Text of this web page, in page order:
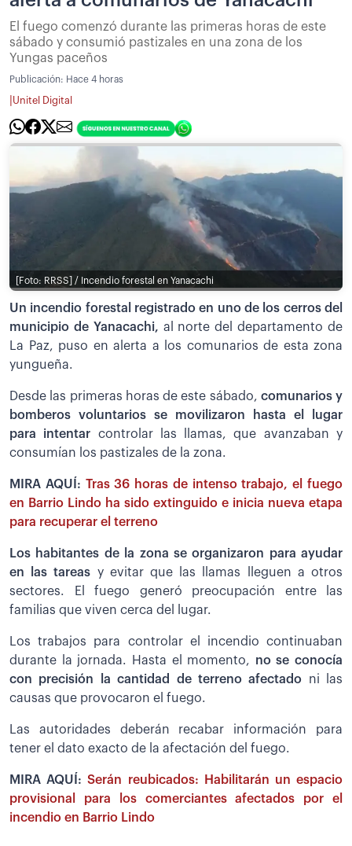
El fuego comenzó durante las primeras horas de este
sábado y consumió pastizales en una zona de los
Yungas paceños
Publicación: Hace 4 horas
Unitel Digital
[Foto: RRSS] / Incendio forestal en Yanacachi
Un incendio forestal registrado en uno de los cerros del
municipio de Yanacachi, al norte del departamento de
La Paz, puso en alerta a los comunarios de esta zona
yungueña.
Desde las primeras horas de este sábado, comunarios y
bomberos voluntarios se movilizaron hasta el lugar
para intentar controlar las llamas, que avanzaban y
consumían los pastizales de la zona.
MIRA AQUÍ: Tras 36 horas de intenso trabajo, el fuego
en Barrio Lindo ha sido extinguido e inicia nueva etapa
para recuperar el terreno
Los habitantes de la zona se organizaron para ayudar
en las tareas y evitar que las llamas lleguen a otros
sectores. El fuego generó preocupación entre las
familias que viven cerca del lugar.
Los trabajos para controlar el incendio continuaban
durante la jornada. Hasta el momento, no se conocía
con precisión la cantidad de terreno afectado ni las
causas que provocaron el fuego.
Las autoridades deberán recabar información para
tener el dato exacto de la afectación del fuego.
MIRA AQUÍ:Serán reubicados: Habilitarán un espacio
provisional para los comerciantes afectados por el
incendio en Barrio Lindo